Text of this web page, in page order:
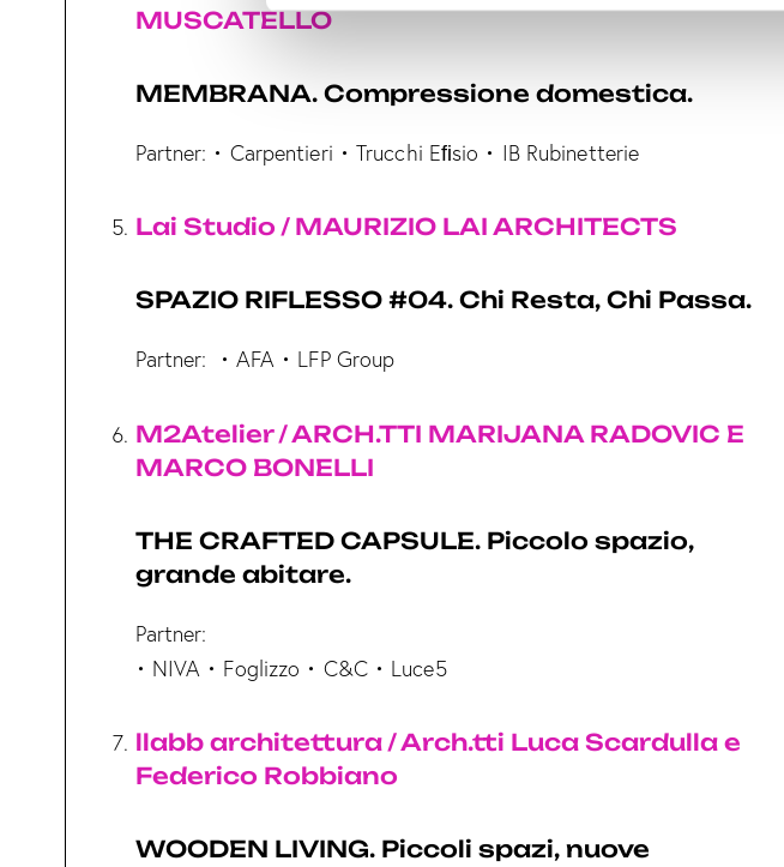
d
o
e
s
MUSCATELLO
MEMBRANA. Compressione domestica.
Partner: • Carpentieri • Trucchi Eﬁsio • IB Rubinetterie
Lai Studio / MAURIZIO LAI ARCHITECTS
SPAZIO RIFLESSO #04. Chi Resta, Chi Passa.
Partner: • AFA • LFP Group
M2Atelier / ARCH.TTI MARIJANA RADOVIC E
MARCO BONELLI
THE CRAFTED CAPSULE. Piccolo spazio,
grande abitare.
Partner:
• NIVA • Foglizzo • C&C • Luce5
llabb architettura / Arch.tti Luca Scardulla e
Federico Robbiano
WOODEN LIVING. Piccoli spazi, nuove